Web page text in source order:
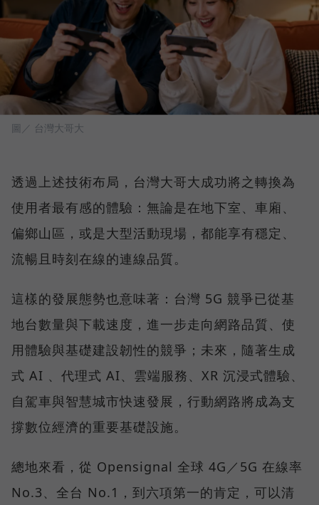
圖／ 台灣大哥大
透過上述技術布局，台灣大哥大成功將之轉換為
使用者最有感的體驗：無論是在地下室、車廂、
偏鄉山區，或是大型活動現場，都能享有穩定、
流暢且時刻在線的連線品質。
這樣的發展態勢也意味著：台灣 5G 競爭已從基
地台數量與下載速度，進一步走向網路品質、使
用體驗與基礎建設韌性的競爭；未來，隨著生成
式 AI 、代理式 AI、雲端服務、XR 沉浸式體驗、
自駕車與智慧城市快速發展，行動網路將成為支
撐數位經濟的重要基礎設施。
總地來看，從 Opensignal 全球 4G／5G 在線率
No.3、全台 No.1，到六項第一的肯定，可以清